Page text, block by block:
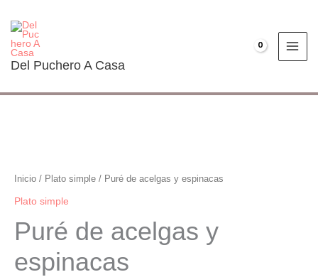
contenido
Del Puchero A Casa
Inicio / Plato simple / Puré de acelgas y espinacas
Plato simple
Puré de acelgas y
espinacas
acelgas
y
cantidad